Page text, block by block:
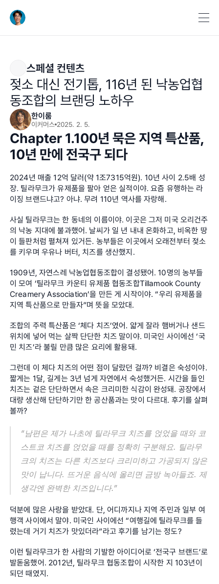
스페셜 컨텐츠
젖소 대신 전기톱, 116년 된 낙농업협
동조합의 브랜딩 노하우
한이룸
이커머스 2025. 2. 5.
Chapter 1.100년 묵은 지역 특산품,
10년 만에 전국구 되다
2024년 매출 12억 달러(약 1조7315억원). 10년 사이 2.5배 성
장. 틸라무크가 유제품을 팔아 얻은 실적이야. 요즘 유행하는 라
이징 브랜드냐고? 아냐. 무려 110년 역사를 자랑해.
사실 틸라무크는 한 동네의 이름이야. 이곳은 그저 미국 오리건주
의 낙농 지대에 불과했어. 날씨가 일 년 내내 온화하고, 비옥한 땅
이 들판처럼 펼쳐져 있거든. 농부들은 이곳에서 오래전부터 젖소
를 키우며 우유나 버터, 치즈를 생산했지.
1909년, 자연스레 낙농업협동조합이 결성됐어. 10명의 농부들
이 모여 ‘틸라무크 카운티 유제품 협동조합Tillamook County
Creamery Association’을 만든 게 시작이야. “우리 유제품을
지역 특산품으로 만들자”며 뜻을 모았대.
조합의 주력 특산품은 ‘체다 치즈’였어. 얇게 잘라 햄버거나 샌드
위치에 넣어 먹는 살짝 단단한 치즈 말이야. 미국인 사이에선 ‘국
민 치즈’라 불릴 만큼 많은 요리에 활용돼.
그런데 이 체다 치즈의 어떤 점이 달랐던 걸까? 비결은 숙성이야.
짧게는 1달, 길게는 3년 넘게 자연에서 숙성했거든. 시간을 들인
치즈는 겉은 단단하면서 속은 크리미한 식감이 완성돼. 공장에서
대량 생산해 단단하기만 한 공산품과는 맛이 다르대. 후기를 살펴
볼까?
“남편은 제가 나초에 틸라무크 치즈를 얹었을 때와 코
스트코 치즈를 얹었을 때를 정확히 구분해요. 틸라무
크의 치즈는 다른 치즈보다 크리미하고 가공되지 않은
맛이 납니다. 뜨거운 음식에 올리면 금방 녹아들죠. 제
생각엔 완벽한 치즈입니다.”
덕분에 많은 사랑을 받았대. 단, 어디까지나 지역 주민과 일부 여
행객 사이에서 말야. 미국인 사이에선 “여행길에 틸라무크를 들
렸는데 거기 치즈가 맛있더라”라고 후기를 남기는 정도?
이런 틸라무크가 한 사람의 기발한 아이디어로 ‘전국구 브랜드’로
발돋움했어. 2012년, 틸라무크 협동조합이 시작한 지 103년이
되던 때였지.